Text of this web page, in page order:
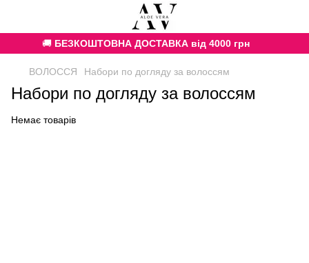
🚚 БЕЗКОШТОВНА ДОСТАВКА від 4000 грн
ВОЛОССЯ Набори по догляду за волоссям
Набори по догляду за волоссям
Немає товарів